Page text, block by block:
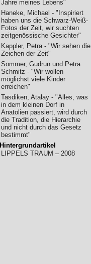
Jahre meines Lebens"
Haneke, Michael - "Inspiriert
haben uns die Schwarz-Weiß-
Fotos der Zeit, wir suchten
zeitgenössische Gesichter"
Kappler, Petra - "Wir sehen die
Zeichen der Zeit"
Sommer, Gudrun und Petra
Schmitz - "Wir wollen
möglichst viele Kinder
erreichen"
Tasdiken, Atalay - "Alles, was
in dem kleinen Dorf in
Anatolien passiert, wird durch
die Tradition, die Hierarchie
und nicht durch das Gesetz
bestimmt"
Hintergrundartikel
LIPPELS TRAUM – 2008